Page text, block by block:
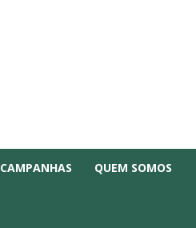
CAMPANHAS QUEM SOMOS